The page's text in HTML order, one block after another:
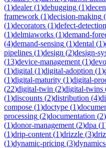
(1)dealer(1)debugging (1)
framework (1)decision-making (
(1)decorators (1)defect-detection
(1)delmiaworks (1)demand-
(4)demand-sensing (1)dental (1)
pipelines (1)design (2)design-
(13)device-management (1)
(1)digital (1)digital-adoption (1)
(1)digital-maturity (1)digital-
(22)digital-twin (2)digital-twins
(1)discounts (2)distribution (4)
compose (1)doctype (1)
processing (2)documentation (2)
(1)donor-management (2)dpa (1
(1)drip-content (1)drizzle (3)
(1)dynamic-pricing (3)